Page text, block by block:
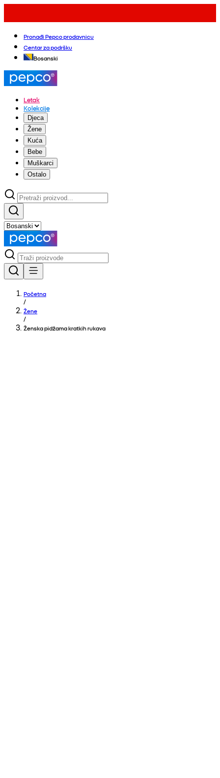
Pronađi Pepco prodavnicu
Centar za podršku
Bosanski
Letak
Kolekcije
Djeca
Žene
Kuća
Bebe
Muškarci
Ostalo
Početna
/
Žene
/
Ženska pidžama kratkih rukava